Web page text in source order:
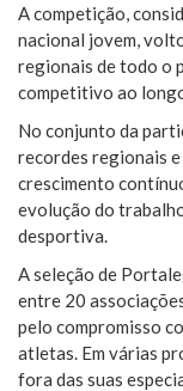
A competição,
nacional jovem,
regionais de todo o
competitivo ao
No conjunto da
recordes regionais
crescimento
evolução do
desportiva.
A seleção de
entre 20
pelo compromisso
atletas. Em várias
fora das suas